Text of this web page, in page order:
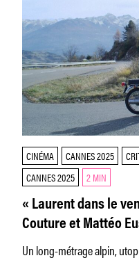
CINÉMA CANNES 2025
CANNES 2025
2 MIN
« Laurent dans le
Couture et Mattéo
montagne
Un long-métrage alpin,